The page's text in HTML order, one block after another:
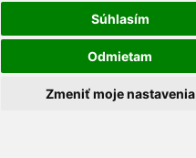
Súhlasím
Odmietam
Zmeniť moje nastavenia